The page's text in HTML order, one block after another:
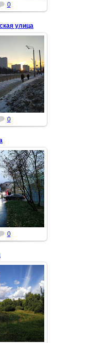
0
улица
выдался
и морозно.
уже
0
станций
площадь и
роты
0
Восточной
неширокой
МКАД.
ш...